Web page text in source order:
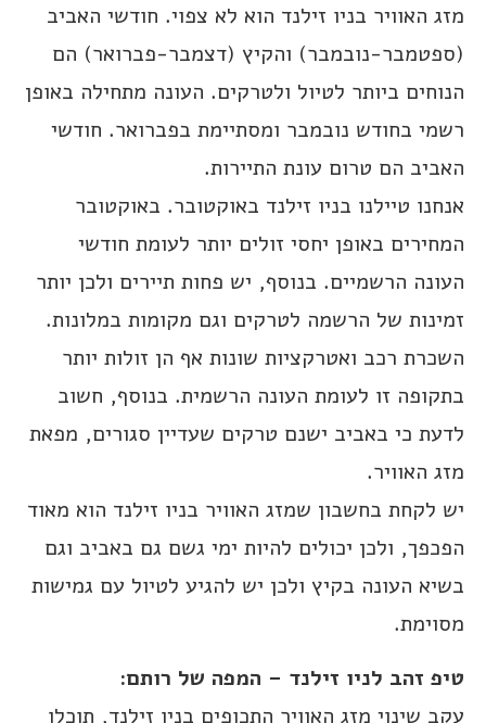
מזג האוויר בניו זילנד הוא לא צפוי. חודשי האביב
(ספטמבר-נובמבר) והקיץ (דצמבר-פברואר) הם
הנוחים ביותר לטיול ולטרקים. העונה מתחילה באופן
רשמי בחודש נובמבר ומסתיימת בפברואר. חודשי
האביב הם טרום עונת התיירות.
אנחנו טיילנו בניו זילנד באוקטובר. באוקטובר
המחירים באופן יחסי זולים יותר לעומת חודשי
העונה הרשמיים. בנוסף, יש פחות תיירים ולכן יותר
זמינות של הרשמה לטרקים וגם מקומות במלונות.
השכרת רכב ואטרקציות שונות אף הן זולות יותר
בתקופה זו לעומת העונה הרשמית. בנוסף, חשוב
לדעת כי באביב ישנם טרקים שעדיין סגורים, מפאת
מזג האוויר.
יש לקחת בחשבון שמזג האוויר בניו זילנד הוא מאוד
הפכפך, ולכן יכולים להיות ימי גשם גם באביב וגם
בשיא העונה בקיץ ולכן יש להגיע לטיול עם גמישות
מסוימת.
טיפ זהב לניו זילנד – המפה של רותם:
עקב שינוי מזג האוויר התכופים בניו זילנד, תוכלו